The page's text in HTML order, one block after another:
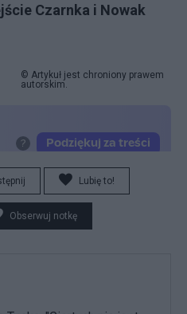
Czarnka i Nowak
© Artykuł jest chroniony prawem
autorskim.
Lubię to!
Obserwuj notkę